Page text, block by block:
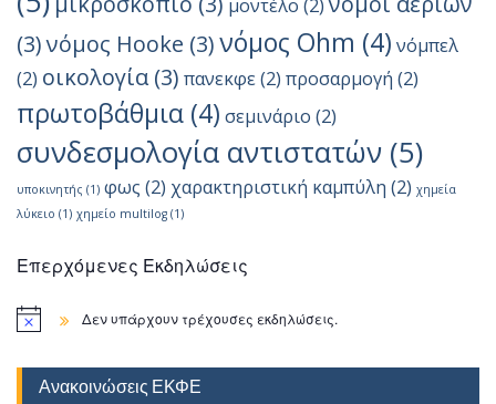
μοντέλο (2)
(3)νόμος Hooke (3)νόμος Ohm (4) νόμπελ
(2) οικολογία(3) πανεκφε(2) προσαρμογή (2)
πρωτοβάθμια (4) σεμινάριο (2)
συνδεσμολογία αντιστατών (5)
υποκινητής (1) φως (2) χαρακτηριστική καμπύλη (2) χημεία
λύκειο (1) χημείο multilog (1)
Επερχόμενες Εκδηλώσεις
Δεν υπάρχουν τρέχουσες εκδηλώσεις.
Ανακοινώσεις ΕΚΦΕ